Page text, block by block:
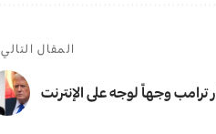
المقال التالي
وجهاً لوجه على الإنترنت